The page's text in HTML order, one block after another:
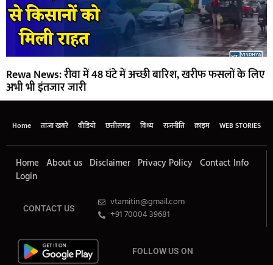
Rewa News: रीवा में 48 घंटे में अच्छी बारिश, खरीफ फसलों के लिए
अभी भी इंतजार जारी
Home ताजा खबरें वीडियो छत्तीसगढ़ विंध्य राजनीति क्राइम WEB STORIES
Home About us Disclaimer Privacy Policy Contact Info
Login
CONTACT US
vtamitin@gmail.com
+91 70004 39681
FOLLOW US ON